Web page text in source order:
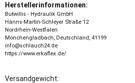
Herstellerinformationen:
Butwillis - Hydraulik GmbH
Hanns-Martin-Schleyer Straße 12
Nordrhein-Westfalen
Mönchengladbach, Deutschland, 41199
info@schlauch24.de
https://www.erkaflex.de/
Versandgewicht: